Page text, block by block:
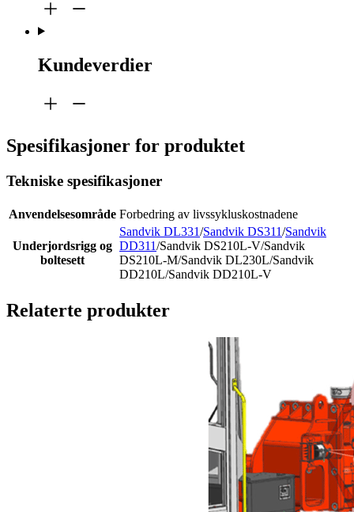
Kundeverdier
Spesifikasjoner for produktet
Tekniske spesifikasjoner
Anvendelsesområde Forbedring av livssykluskostnadene
Underjordsrigg og
boltesett
Sandvik DL331/Sandvik DS311/Sandvik
DD311/Sandvik DS210L-V/Sandvik
DS210L-M/Sandvik DL230L/Sandvik
DD210L/Sandvik DD210L-V
Relaterte produkter